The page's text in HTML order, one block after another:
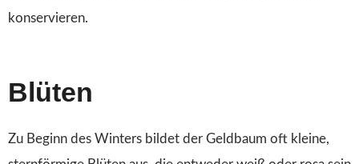
konservieren.
Blüten
Zu Beginn des Winters bildet der Geldbaum oft kleine,